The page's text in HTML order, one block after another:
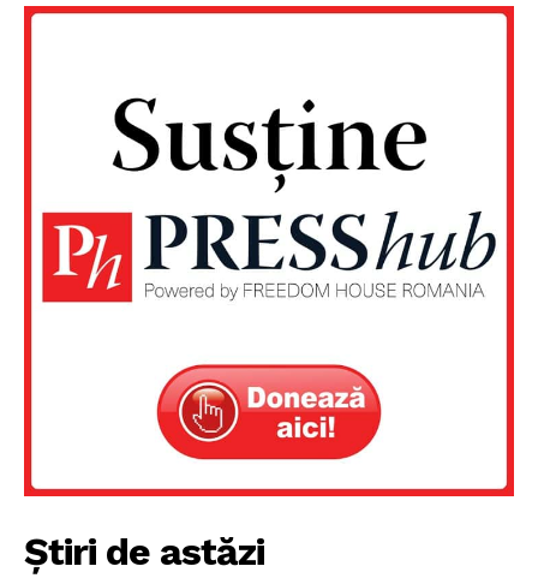
Un proiect
PRESShub
Proiecte editoriale
Știri de astăzi